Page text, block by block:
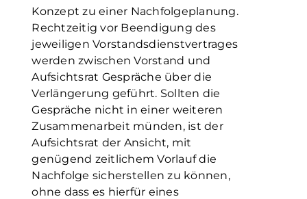
Konzept zu einer Nachfolgeplanung.
Rechtzeitig vor Beendigung des
jeweiligen Vorstandsdienstvertrages
werden zwischen Vorstand und
Aufsichtsrat Gespräche über die
Verlängerung geführt. Sollten die
Gespräche nicht in einer weiteren
Zusammenarbeit münden, ist der
Aufsichtsrat der Ansicht, mit
genügend zeitlichem Vorlauf die
Nachfolge sicherstellen zu können,
ohne dass es hierfür eines